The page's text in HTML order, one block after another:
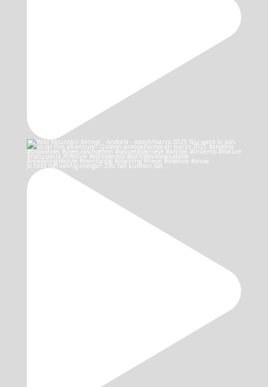
Je hebt (te) weinig energie? Zou het kunnen dat…